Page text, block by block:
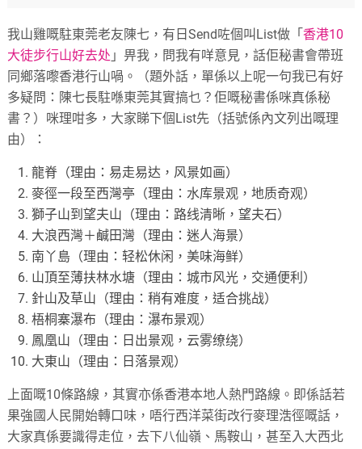
我山雞嘅駐東莞老友陳七，有日Send咗個叫List做「香港10
大徒步行山好去处 」畀我，問我有咩意見，話佢秘書會帶班
同鄉落嚟香港行山喎。（題外話，單係以上呢一句我已有好
多疑問：陳七長駐喺東莞其實搞乜？佢嘅秘書係咪真係秘
書？）咪理咁多，大家睇下個List先（括號係內文列出嘅理
由）：
龍脊（理由：易走易达，风景如画）
麥徑一段至西灣亭（理由：水库景观，地质奇观）
獅子山到望夫山（理由：路线清晰，望夫石）
大浪西灣＋鹹田灣（理由：迷人海景）
南丫島（理由：轻松休闲，美味海鲜）
山頂至薄扶林水塘（理由：城市风光，交通便利）
針山及草山（理由：稍有难度，适合挑战）
梧桐寨瀑布（理由：瀑布景观）
鳳凰山（理由：日出景观，云雾缭绕）
大東山（理由：日落景观）
上面嘅10條路線，其實亦係香港本地人熱門路線。即係話若
果強國人民開始轉口味，唔行西洋菜街改行麥理浩徑嘅話，
大家真係要識得走位，去下八仙嶺、馬鞍山，甚至入大西北